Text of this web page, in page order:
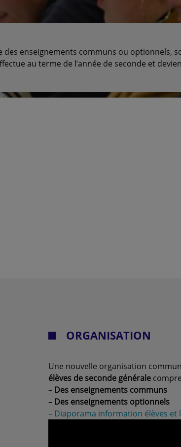
des enseignements communs ou optionnels,
au terme de l’année de seconde et
ORGANISATION
Une nouvelle organisation
élèves de seconde générale
– Des enseignements communs
– Des enseignements optionnels
– Diaporama information élèves et